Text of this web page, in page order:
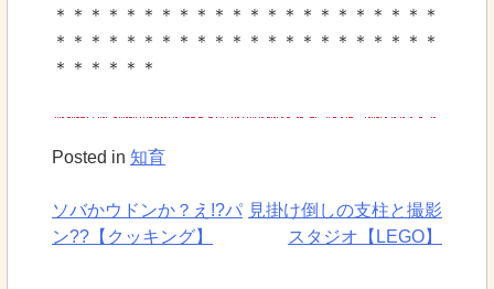
＊＊＊＊＊＊＊＊＊＊＊＊＊＊＊＊＊＊＊＊＊＊
＊＊＊＊＊＊＊＊＊＊＊＊＊＊＊＊＊＊＊＊＊＊
＊＊＊＊＊＊
Posted in 知育
投
ソバかウドンか？え!?パ
ン??【クッキング】
見掛け倒しの支柱と撮影
スタジオ【LEGO】